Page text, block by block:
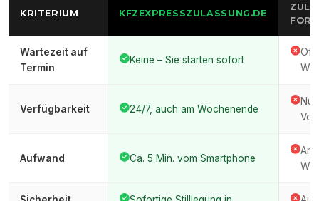
KRITERIUM KFZEXPRESSZULASSUNG.DE
Wartezeit auf
Termin
Keine – Sie starten sofort
Oft
Verfügbarkeit 24/7, auch am Wochenende
Aufwand Ca. 5 Min. vom Smartphone